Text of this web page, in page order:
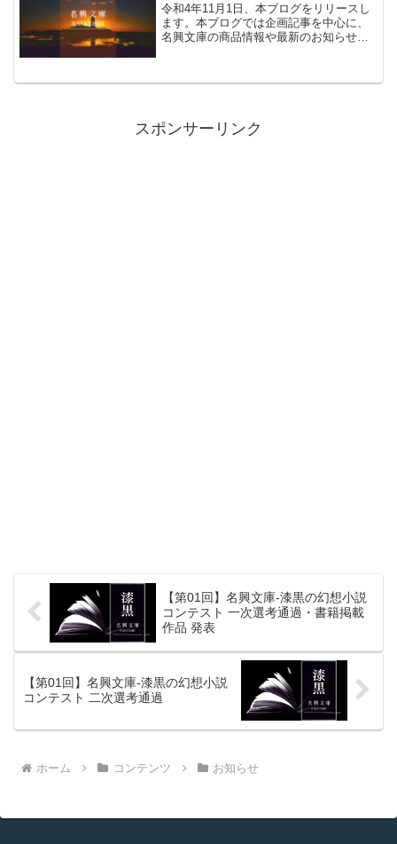
令和4年11月1日、本ブログをリリースし
ます。本ブログでは企画記事を中心に、
名興文庫の商品情報や最新のお知らせを
スポンサーリンク
【第01回】名興文庫-漆黒の幻想小説
コンテスト 一次選考通過・書籍掲載
作品 発表
【第01回】名興文庫-漆黒の幻想小説
コンテスト 二次選考通過
ホーム コンテンツ お知らせ